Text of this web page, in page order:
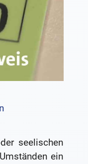
seelischen
ein